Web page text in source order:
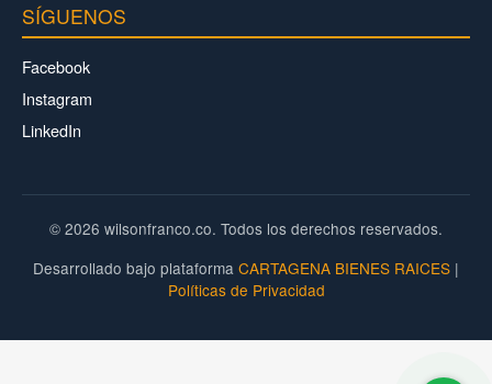
SÍGUENOS
Facebook
Instagram
LinkedIn
© 2026 wilsonfranco.co. Todos los derechos reservados.
Desarrollado bajo plataforma CARTAGENA BIENES RAICES |
Políticas de Privacidad